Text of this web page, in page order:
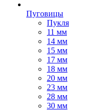
Пуговицы
Пукля
11 мм
14 мм
15 мм
17 мм
18 мм
20 мм
23 мм
28 мм
30 мм